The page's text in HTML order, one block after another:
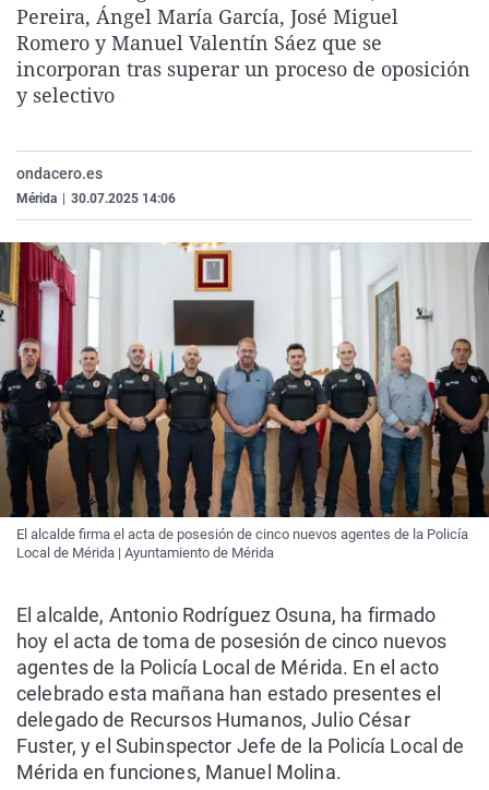
La rosa de los vientos
Gente viajera
Caso
Retornados
Extremadura
Galicia
Virales
Televisión
Pereira, Ángel María García, José Miguel
Romero y Manuel Valentín Sáez que se
incorporan tras superar un proceso de oposición
y selectivo
ondacero.es
Mérida 30.07.2025 14:06
El alcalde firma el acta de posesión de cinco nuevos agentes de la Policía
Local de Mérida | Ayuntamiento de Mérida
El alcalde, Antonio Rodríguez Osuna, ha firmado
hoy el acta de toma de posesión de cinco nuevos
agentes de la Policía Local de Mérida. En el acto
celebrado esta mañana han estado presentes el
delegado de Recursos Humanos, Julio César
Fuster, y el Subinspector Jefe de la Policía Local de
Mérida en funciones, Manuel Molina.